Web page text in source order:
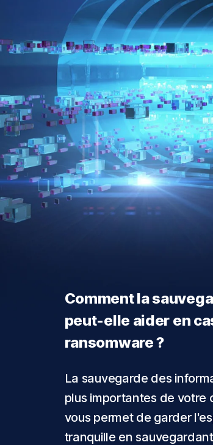
Comment la
peut-elle aider en
ransomware ?
La sauvegarde des
plus importantes de votre
vous permet de garder
tranquille en